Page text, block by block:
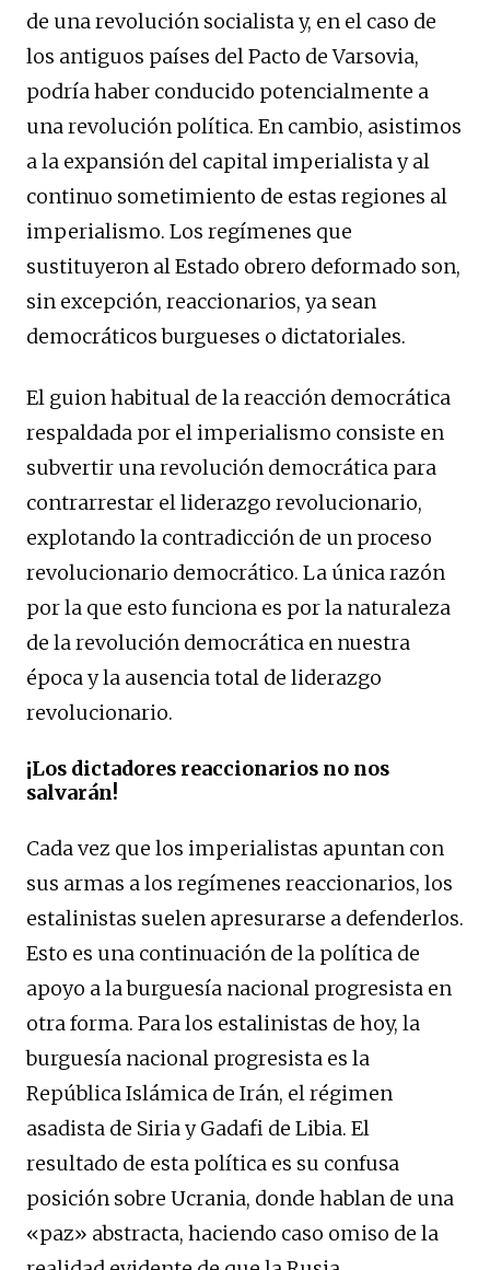
de una revolución socialista y, en el caso de
los antiguos países del Pacto de Varsovia,
podría haber conducido potencialmente a
una revolución política. En cambio, asistimos
a la expansión del capital imperialista y al
continuo sometimiento de estas regiones al
imperialismo. Los regímenes que
sustituyeron al Estado obrero deformado son,
sin excepción, reaccionarios, ya sean
democráticos burgueses o dictatoriales.
El guion habitual de la reacción democrática
respaldada por el imperialismo consiste en
subvertir una revolución democrática para
contrarrestar el liderazgo revolucionario,
explotando la contradicción de un proceso
revolucionario democrático. La única razón
por la que esto funciona es por la naturaleza
de la revolución democrática en nuestra
época y la ausencia total de liderazgo
revolucionario.
¡Los dictadores reaccionarios no nos
salvarán!
Cada vez que los imperialistas apuntan con
sus armas a los regímenes reaccionarios, los
estalinistas suelen apresurarse a defenderlos.
Esto es una continuación de la política de
apoyo a la burguesía nacional progresista en
otra forma. Para los estalinistas de hoy, la
burguesía nacional progresista es la
República Islámica de Irán, el régimen
asadista de Siria y Gadafi de Libia. El
resultado de esta política es su confusa
posición sobre Ucrania, donde hablan de una
«paz» abstracta, haciendo caso omiso de la